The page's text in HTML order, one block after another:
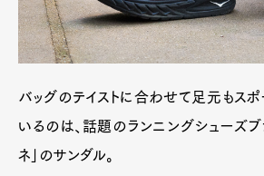
バッグのテイストに合わせて足元もスポ
いるのは、話題のランニングシューズブ
ネ」のサンダル。